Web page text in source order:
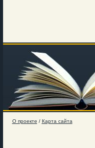
О проекте / Карта сайта